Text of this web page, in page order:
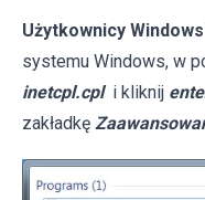
Użytkownicy
systemu Windows, w
inetcpl.cpl i kliknij
zakładkę